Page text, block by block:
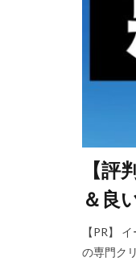
【
＆良
【PR】
の専門ク